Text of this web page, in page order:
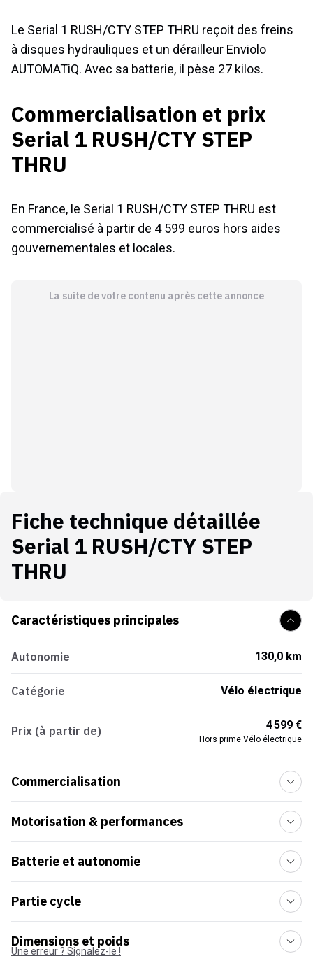
Le Serial 1 RUSH/CTY STEP THRU reçoit des freins
à disques hydrauliques et un dérailleur Enviolo
AUTOMATiQ. Avec sa batterie, il pèse 27 kilos.
Commercialisation et prix
Serial 1 RUSH/CTY STEP
THRU
En France, le Serial 1 RUSH/CTY STEP THRU est
commercialisé à partir de 4 599 euros hors aides
gouvernementales et locales.
La suite de votre contenu après cette annonce
Fiche technique détaillée
Serial 1 RUSH/CTY STEP
THRU
Caractéristiques principales
Autonomie 130,0 km
Catégorie Vélo électrique
Prix (à partir de) 4 599 €
Hors prime Vélo électrique
Commercialisation
Motorisation & performances
Batterie et autonomie
Partie cycle
Dimensions et poids
Une erreur ? Signalez-le !